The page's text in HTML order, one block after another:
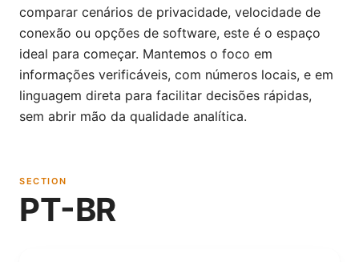
comparar cenários de privacidade, velocidade de
conexão ou opções de software, este é o espaço
ideal para começar. Mantemos o foco em
informações verificáveis, com números locais, e em
linguagem direta para facilitar decisões rápidas,
sem abrir mão da qualidade analítica.
SECTION
PT-BR